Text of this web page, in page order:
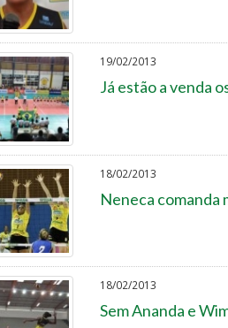
19/02/2013
Já estão a venda
18/02/2013
Neneca comanda
18/02/2013
Sem Ananda e